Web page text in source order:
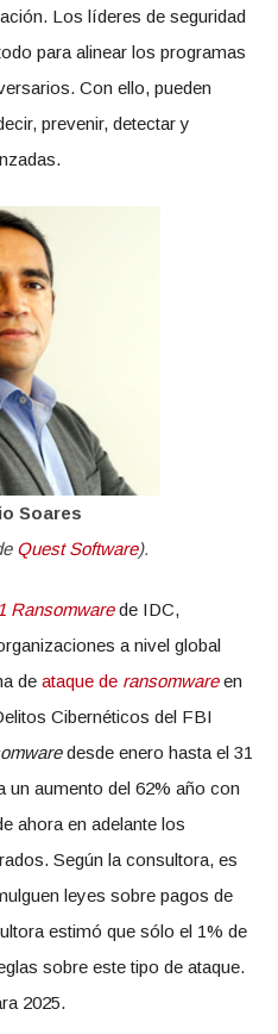
Los líderes de seguridad
para alinear los programas
Con ello, pueden
prevenir, detectar y
Soares
Quest Software).
Ransomwarede IDC,
a nivel global
de ataque de ransomwareen
Cibernéticos del FBI
desde enero hasta el 31
un aumento del 62% año con
ahora en adelante los
Según la consultora, es
leyes sobre pagos de
estimó que sólo el 1% de
sobre este tipo de ataque.
2025.